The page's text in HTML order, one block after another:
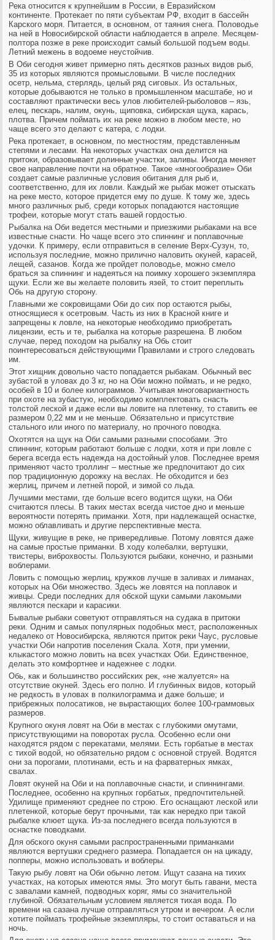
Река относится к крупнейшим в России, в Евразийском
континенте. Протекает по пяти субъектам РФ, входит в бассейн
Карского моря. Питается, в основном, от таяния снега. Половодье
на ней в Новосибирской области наблюдается в апреле. Месяцем-
полтора позже в реке происходит самый большой подъем воды.
Летний межень в водоеме неустойчив.
В Оби сегодня живет примерно пять десятков разных видов рыб,
35 из которых являются промысловыми. В числе последних
осетр, нельма, стерлядь, целый ряд сиговых. Из остальных,
которые добываются не только в промышленном масштабе, но и
составляют практически весь улов любителей-рыболовов – язь,
елец, пескарь, налим, окунь, щиповка, сибирская щука, карась,
плотва. Причем поймать их на реке можно в любом месте, но
чаще всего это делают с катера, с лодки.
Река протекает, в основном, по местностям, представленным
степями и лесами. На некоторых участках она делится на
притоки, образовывает долинные участки, заливы. Иногда меняет
свое направление почти на обратное. Такое «многообразие» Оби
создает самые различные условия обитания для рыб и,
соответственно, для их ловли. Каждый же рыбак может отыскать
на реке место, которое придется ему по душе. К тому же, здесь
много различных рыб, среди которых попадаются настоящие
трофеи, которые могут стать вашей гордостью.
Рыбалка на Оби ведется местными и приезжими рыбаками на все
известные снасти. Но чаще всего это спиннинг и поплавочные
удочки. К примеру, если отправиться в селение Верх-Сузун, то,
используя последние, можно прилично наловить окуней, карасей,
лещей, сазанов. Когда же пройдет половодье, можно смело
браться за спиннинг и надеяться на поимку хорошего экземпляра
щуки. Если же вы желаете половить язей, то стоит переплыть
Обь на другую сторону.
Главными же сокровищами Оби до сих пор остаются рыбы,
относящиеся к осетровым. Часть из них в Красной книге и
запрещены к ловле, на некоторые необходимо приобретать
лицензии, есть и те, рыбалка на которые разрешена. В любом
случае, перед походом на рыбалку на Обь стоит
поинтересоваться действующими Правилами и строго следовать
им.
Этот хищник довольно часто попадается рыбакам. Обычный вес
зубастой в уловах до 3 кг, но на Оби можно поймать, и не редко,
особей в 10 и более килограммов. Учитывая многовариантность
при охоте на зубастую, необходимо комплектовать снасть
толстой леской и даже если вы ловите на плетенку, то ставить ее
размером 0,22 мм и не меньше. Обязательно и присутствие
стального или иного по материалу, но прочного поводка.
Охотятся на щук на Оби самыми разными способами. Это
спиннинг, которым работают больше с лодки, хотя и при ловле с
берега всегда есть надежда на достойный улов. Последнее время
применяют часто троллинг – местные же предпочитают до сих
пор традиционную дорожку на веслах. Не обходится и без
жерлиц, причем и летней порой, и зимой со льда.
Лучшими местами, где больше всего водится щуки, на Оби
считаются плесы. В таких местах всегда чистое дно и меньше
вероятности потерять приманки. Хотя, при надлежащей оснастке,
можно облавливать и другие перспективные места.
Щуки, живущие в реке, не привередливые. Потому ловятся даже
на самые простые приманки. В ходу колебалки, вертушки,
твистеры, виброхвосты. Пользуются рыбаки, конечно, и разными
воблерами.
Ловить с помощью жерлиц, кружков лучше в заливах и лиманах,
которых на Оби множество. Здесь же ловятся на поплавок и
живцы. Среди последних для обской щуки самыми лакомыми
являются пескари и карасики.
Бывалые рыбаки советуют отправляться на судака в притоки
реки. Одним и самых популярных подобных мест, расположенных
недалеко от Новосибирска, являются приток реки Чаус, русловые
участки Оби напротив поселения Скала. Хотя, при умении,
клыкастого можно ловить на всех участках Оби. Единственное,
делать это комфортнее и надежнее с лодки.
Обь, как и большинство российских рек, «не жалуется» на
отсутствие окуней. Здесь его полно. И глубинных видов, который
не редкость в уловах в полкилограмма и даже больше; и
прибрежных полосатиков, не вырастающих более 100-граммовых
размеров.
Крупного окуня ловят на Оби в местах с глубокими омутами,
присутствующими на поворотах русла. Особенно если они
находятся рядом с перекатами, мелями. Есть горбатые в местах
с тихой водой, но обязательно рядом с основной струей. Водятся
они за порогами, плотинами, есть и на фарватерных ямках,
свалах.
Ловят окуней на Оби и на поплавочные снасти, и спиннингами.
Последнее, особенно на крупных горбатых, предпочтительней.
Удилище применяют среднее по строю. Его оснащают леской или
плетенкой, которые берут прочными, так как нередко при такой
рыбалке клюет щука. Из-за последнего всегда пользуются в
оснастке поводками.
Для обского окуня самыми распространенными приманками
являются вертушки среднего размера. Попадается он на цикаду,
попперы, можно использовать и воблеры.
Такую рыбу ловят на Оби обычно летом. Ищут сазана на тихих
участках, на которых имеются ямы. Это могут быть гавани, места
с завалами камней, подводных коряг, ямы со значительной
глубиной. Обязательным условием является тихая вода. По
времени на сазана лучше отправляться утром и вечером. А если
хотите поймать трофейные экземпляры, то стоит оставаться и на
ночь.